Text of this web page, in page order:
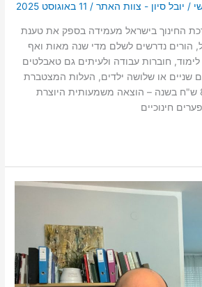
/ יובל סיון - צוות האתר/ 11 באוגוסט 2025
החינוך בישראל מעמידה בספק את טענת
הורים נדרשים לשלם מדי שנה מאות ואף
חוברות עבודה ולעיתים גם טאבלטים
שניים או שלושה ילדים, העלות המצטברת
עלולה לעבור את ה־800 ש"ח בשנה – הוצאה משמעותית היוצרת
חינוכיים